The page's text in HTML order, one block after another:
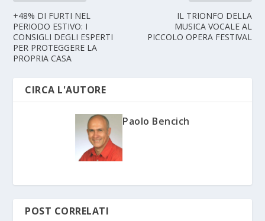
+48% DI FURTI NEL
PERIODO ESTIVO: I
CONSIGLI DEGLI ESPERTI
PER PROTEGGERE LA
PROPRIA CASA
IL TRIONFO DELLA
MUSICA VOCALE AL
PICCOLO OPERA FESTIVAL
CIRCA L'AUTORE
Paolo Bencich
POST CORRELATI